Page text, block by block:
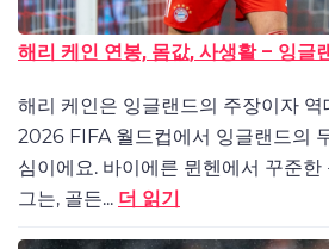
해리 케인 연봉, 몸값, 사생활 – 잉글
해리 케인은 잉글랜드의 주장이자 역
2026 FIFA 월드컵에서 잉글랜드의
심이에요. 바이에른 뮌헨에서 꾸준
그는, 골든... 더 읽기